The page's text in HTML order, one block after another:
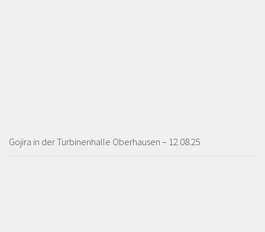
Gojira in der Turbinenhalle Oberhausen – 12.08.25